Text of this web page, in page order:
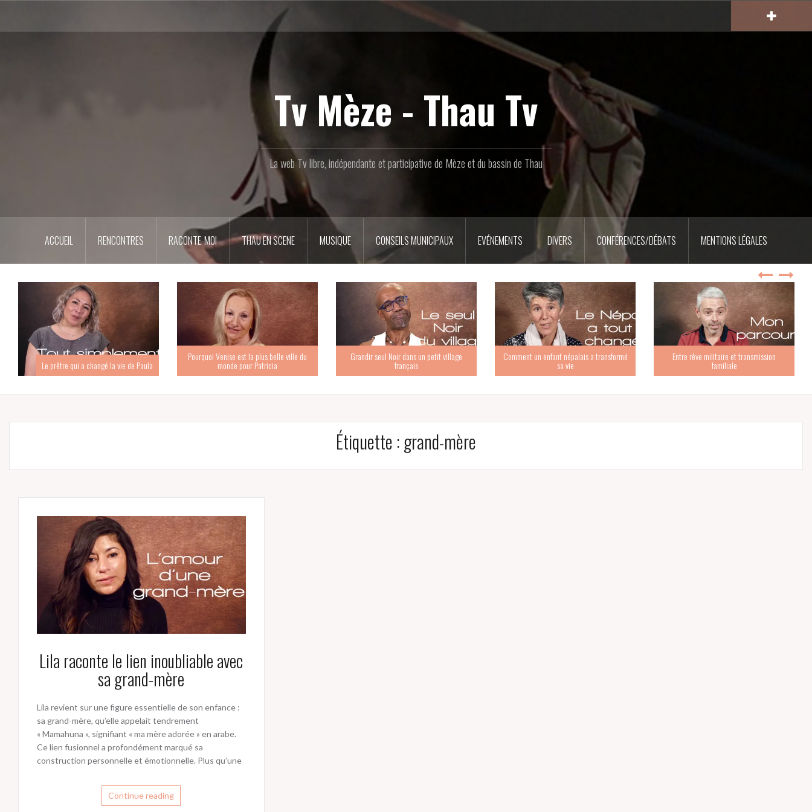
contenu
Tv Mèze - Thau Tv
La web Tv libre, indépendante et participative de Mèze et du bassin de Thau
ACCUEIL RENCONTRES RACONTE-MOI THAU EN SCENE MUSIQUE CONSEILS MUNICIPAUX EVÉNEMENTS DIVERS CONFÉRENCES/DÉBATS MENTIONS LÉGALES
Le prêtre qui a changé la vie de Paula
Pourquoi Venise est la plus belle ville du
monde pour Patricia
Grandir seul Noir dans un petit village
français
Comment un enfant népalais a transformé
sa vie
Entre rêve militaire et transmission
familiale
Étiquette :grand-mère
Lila raconte le lien inoubliable avec
sa grand-mère
Lila revient sur une figure essentielle de son enfance :
sa grand-mère, qu’elle appelait tendrement
« Mamahuna », signifiant « ma mère adorée » en arabe.
Ce lien fusionnel a profondément marqué sa
construction personnelle et émotionnelle. Plus qu’une
Continue reading